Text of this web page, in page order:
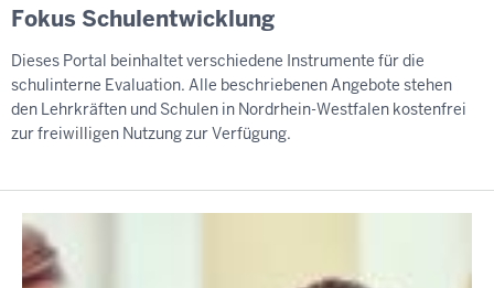
Fokus Schulentwicklung
Dieses Portal beinhaltet verschiedene Instrumente für die
schulinterne Evaluation. Alle beschriebenen Angebote stehen
den Lehrkräften und Schulen in Nordrhein-Westfalen kostenfrei
zur freiwilligen Nutzung zur Verfügung.